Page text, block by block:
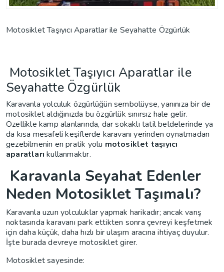
Motosiklet Taşıyıcı Aparatlar ile Seyahatte Özgürlük
Motosiklet Taşıyıcı Aparatlar ile
Seyahatte Özgürlük
Karavanla yolculuk özgürlüğün sembolüyse, yanınıza bir de
motosiklet aldığınızda bu özgürlük sınırsız hale gelir.
Özellikle kamp alanlarında, dar sokaklı tatil beldelerinde ya
da kısa mesafeli keşiflerde karavanı yerinden oynatmadan
gezebilmenin en pratik yolu motosiklet taşıyıcı
aparatları kullanmaktır.
Karavanla Seyahat Edenler
Neden Motosiklet Taşımalı?
Karavanla uzun yolculuklar yapmak harikadır; ancak varış
noktasında karavanı park ettikten sonra çevreyi keşfetmek
için daha küçük, daha hızlı bir ulaşım aracına ihtiyaç duyulur.
İşte burada devreye motosiklet girer.
Motosiklet sayesinde: